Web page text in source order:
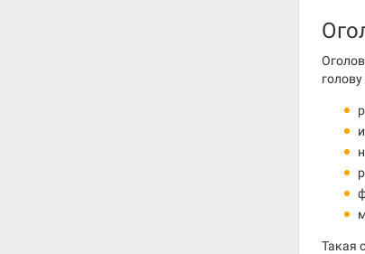
Такая